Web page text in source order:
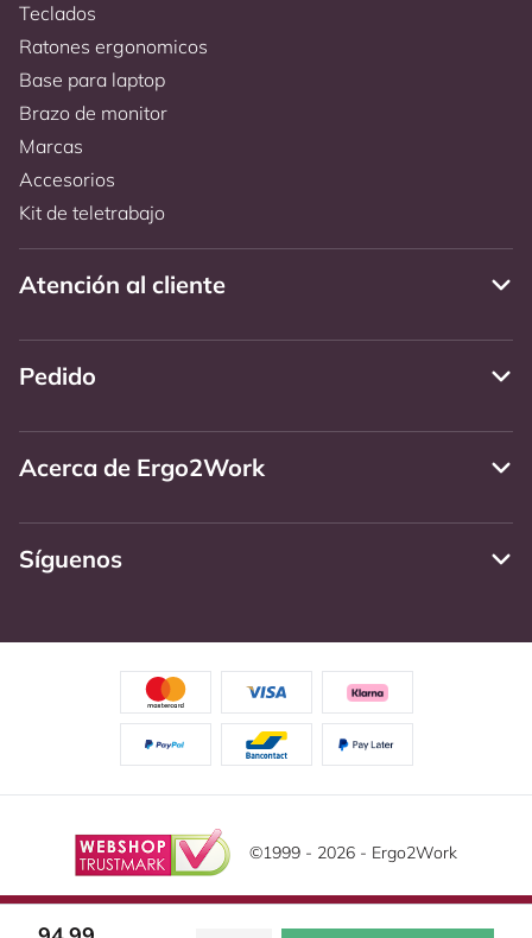
Teclados
Ratones ergonomicos
Base para laptop
Brazo de monitor
Marcas
Accesorios
Kit de teletrabajo
Atención al cliente
Pedido
Acerca de Ergo2Work
Síguenos
©1999 - 2026 - Ergo2Work